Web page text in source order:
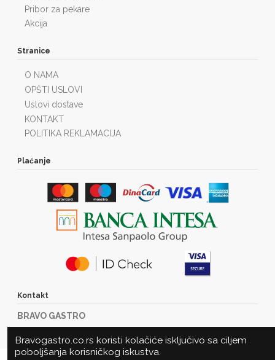
Pribor za pekare
Akcija
Stranice
O NAMA
OPŠTI USLOVI
Uslovi dostave
KONTAKT
POLITIKA REKLAMACIJA
Plaćanje
Kontakt
BRAVO GASTRO
21000 Novi Sad
Bravogastro.co.rs koristi kolačiće isključivo sa ciljem
poboljšanja korisničkog iskustva.